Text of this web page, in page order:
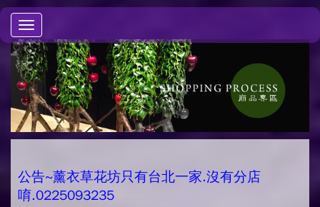
Toggle
navigation
公告~薰衣草花坊只有台北一家.沒有分店
唷.0225093235